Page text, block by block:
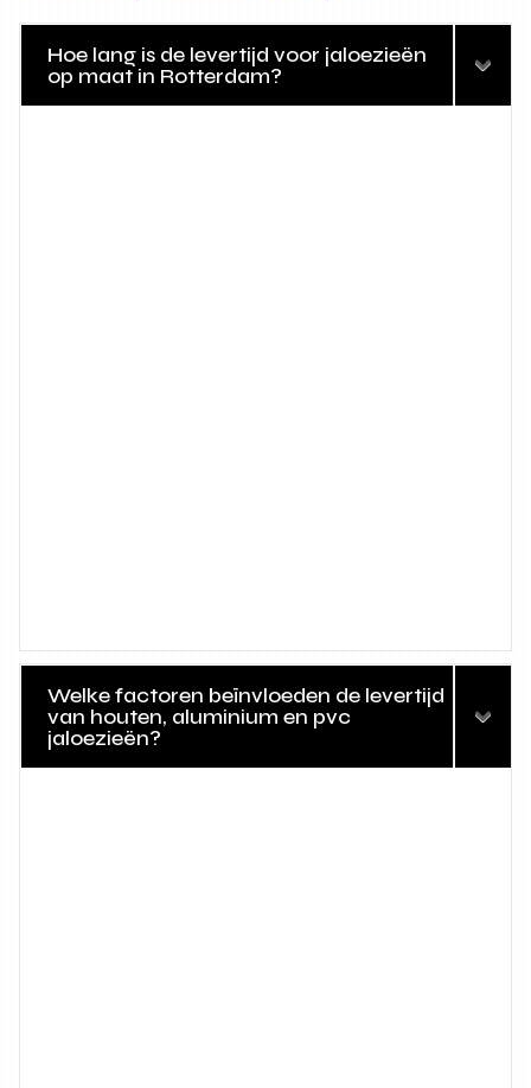
Hoe lang is de levertijd voor jaloezieën
op maat in Rotterdam?
Welke factoren beïnvloeden de levertijd
van houten, aluminium en pvc
jaloezieën?